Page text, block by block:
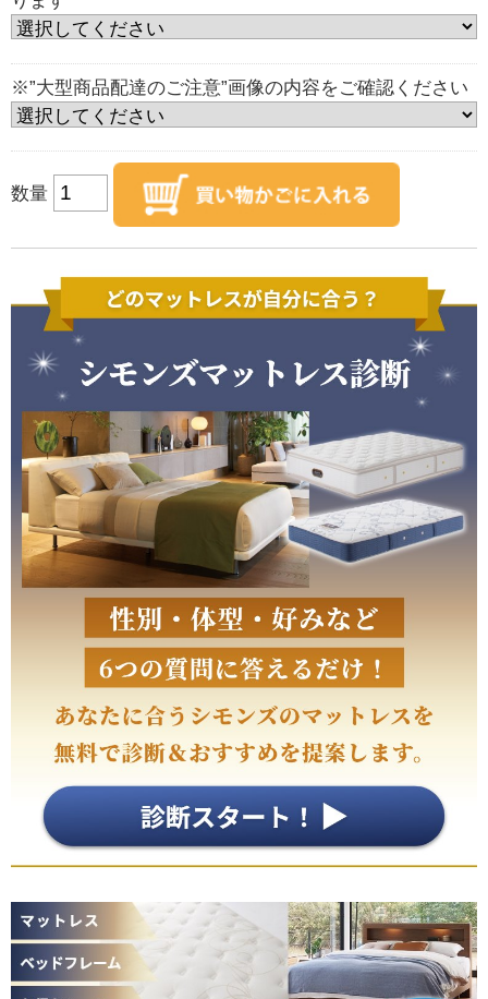
※”大型商品配達のご注意”画像の内容をご確認ください
数量